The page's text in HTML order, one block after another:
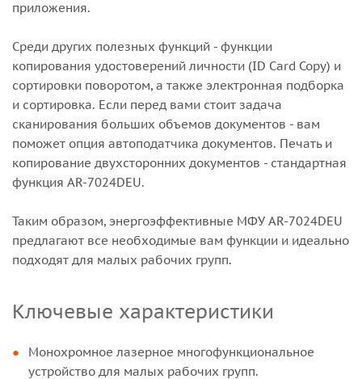
приложения.
Среди других полезных функций - функции
копирования удостоверений личности (ID Card Copy) и
сортировки поворотом, а также электронная подборка
и сортировка. Если перед вами стоит задача
сканирования больших объемов документов - вам
поможет опция автоподатчика документов. Печать и
копирование двухсторонних документов - стандартная
функция AR-7024DEU.
Таким образом, энергоэффективные МФУ AR-7024DEU
предлагают все необходимые вам функции и идеально
подходят для малых рабочих групп.
Ключевые характеристики
Монохромное лазерное многофункциональное
устройство для малых рабочих групп.